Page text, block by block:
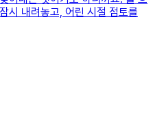
시 내려놓고, 어린 시절 점토를